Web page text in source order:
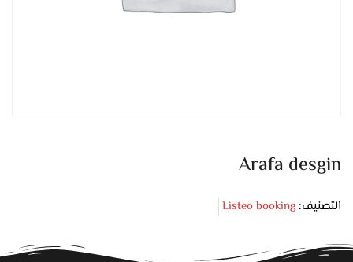
Arafa desgin
التصنيف: Listeo booking